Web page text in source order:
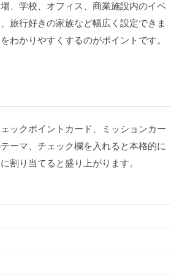
、学校、オフィス、商業施設内のイベ
旅行好きの家族など幅広く設定できま
わかりやすくするのがポイントです。
ックポイントカード、ミッションカー
ーマ、チェック欄を入れると本格的に
割り当てると盛り上がります。